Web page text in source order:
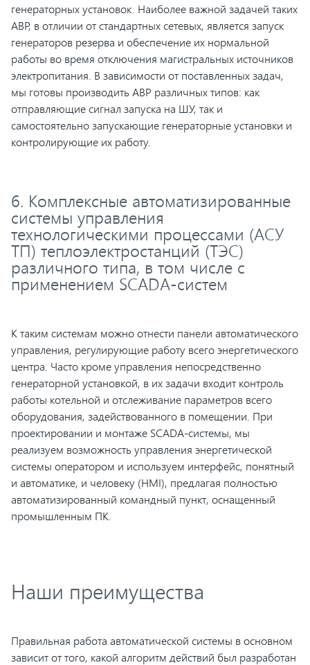
генераторных установок. Наиболее важной задачей таких
АВР, в отличии от стандартных сетевых, является запуск
генераторов резерва и обеспечение их нормальной
работы во время отключения магистральных источников
электропитания. В зависимости от поставленных задач,
мы готовы производить АВР различных типов: как
отправляющие сигнал запуска на ШУ, так и
самостоятельно запускающие генераторные установки и
контролирующие их работу.
6. Комплексные автоматизированные
системы управления
технологическими процессами (АСУ
ТП) теплоэлектростанций (ТЭС)
различного типа, в том числе с
применением SCADA-систем
К таким системам можно отнести панели автоматического
управления, регулирующие работу всего энергетического
центра. Часто кроме управления непосредственно
генераторной установкой, в их задачи входит контроль
работы котельной и отслеживание параметров всего
оборудования, задействованного в помещении. При
проектировании и монтаже SCADA-системы, мы
реализуем возможность управления энергетической
системы оператором и используем интерфейс, понятный
и автоматике, и человеку (HMI), предлагая полностью
автоматизированный командный пункт, оснащенный
промышленным ПК.
Наши преимущества
Правильная работа автоматической системы в основном
зависит от того, какой алгоритм действий был разработан